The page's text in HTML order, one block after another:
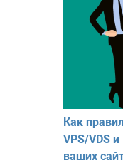
Как
VPS/VDS
ваших